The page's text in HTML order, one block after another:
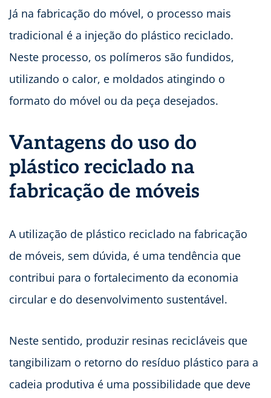
Já na fabricação do móvel, o processo mais
tradicional é a injeção do plástico reciclado.
Neste processo, os polímeros são fundidos,
utilizando o calor, e moldados atingindo o
formato do móvel ou da peça desejados.
Vantagens do uso do
plástico reciclado na
fabricação de móveis
A utilização de plástico reciclado na fabricação
de móveis, sem dúvida, é uma tendência que
contribui para o fortalecimento da economia
circular e do desenvolvimento sustentável.
Neste sentido, produzir resinas recicláveis que
tangibilizam o retorno do resíduo plástico para a
cadeia produtiva é uma possibilidade que deve